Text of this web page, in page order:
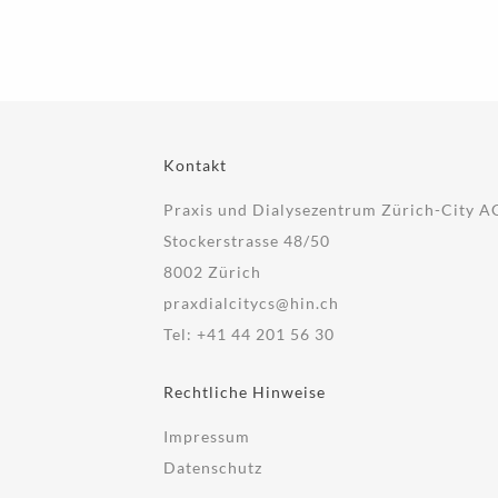
Kontakt
Praxis und Dialysezentrum Zürich-City
Stockerstrasse 48/50
8002 Zürich
praxdialcitycs@hin.ch
Tel: +41 44 201 56 30
Rechtliche Hinweise
Impressum
Datenschutz